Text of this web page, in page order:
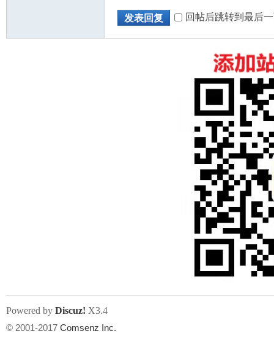
发表回复 回帖后跳转到最后
Powered by Discuz! X3.4
© 2001-2017 Comsenz Inc.